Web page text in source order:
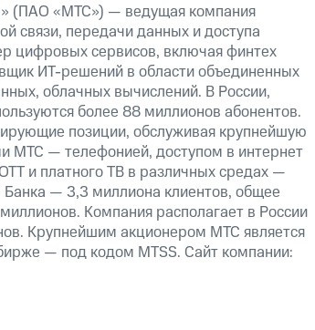
(ПАО «МТС») — ведущая компания
связи, передачи данных и доступа
цифровых сервисов, включая финтех
ИТ-решений в области объединенных
облачных вычислений. В России,
более 88 миллионов абонентов.
позиции, обслуживая крупнейшую
МТС — телефонией, доступом в интернет
и платного ТВ в различных средах —
— 3,3 миллиона клиентов, общее
Компания располагает в России
Крупнейшим акционером МТС является
— под кодом MTSS. Сайт компании: